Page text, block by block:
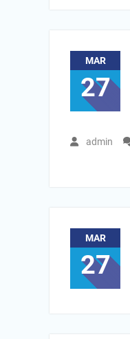
MAR
27
admin
MAR
27